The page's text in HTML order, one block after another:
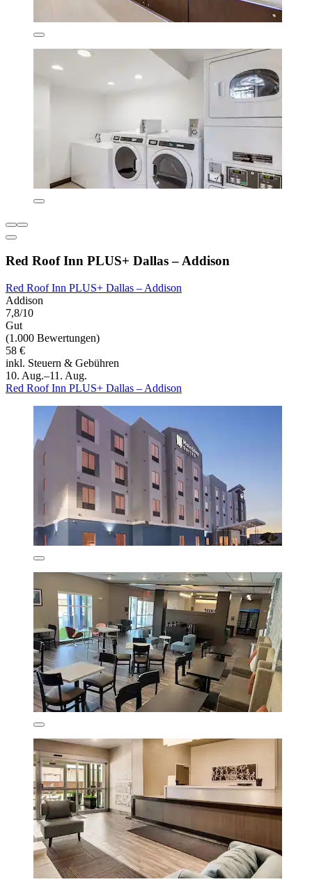
Red Roof Inn PLUS+ Dallas – Addison
Red Roof Inn PLUS+ Dallas – Addison
Addison
7,8/10
Gut
(1.000 Bewertungen)
58 €
inkl. Steuern & Gebühren
10. Aug.–11. Aug.
Red Roof Inn PLUS+ Dallas – Addison